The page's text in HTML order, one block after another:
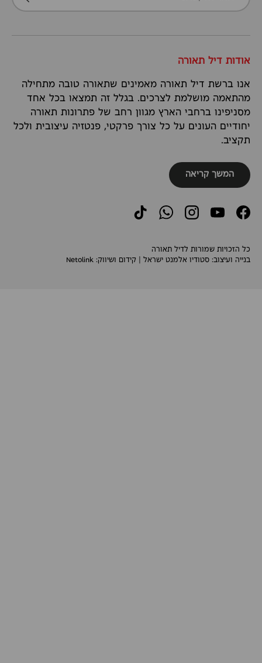
אודות דיל תאורה
אנו ברשת דיל תאורה מאמינים שתאורה טובה מתחילה
מהתאמה מושלמת לצרכים. בגלל זה תמצאו בכל אחד
מסניפינו ברחבי הארץ מגוון רחב של פתרונות תאורה
יחודיים העונים על כל צורך פרקטי, פנטזיה עיצובית ולכל
תקציב.
המשך קריאה
Facebook
YouTube
Instagram
WhatsApp
TikTok
כל הזכויות שמורות לדיל תאורה
בנייה ועיצוב: סטודיו אלמנט ישראל | קידום ושיווק: Netolink